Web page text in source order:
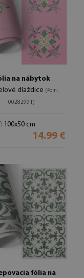
na nábytok
dlaždice (#om-
00282991)
100x50 cm
14.99 €
fólia na